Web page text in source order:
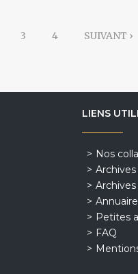
3 4 SUIVANT ›
LIENS
Nos
Archives
Petites
FAQ